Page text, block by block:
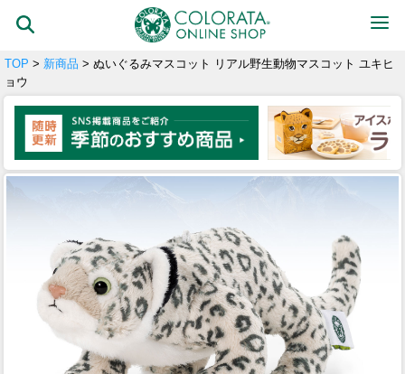
TOP > 新商品 > ぬいぐるみマスコット リアル野生動物マスコット ユキヒ
ョウ